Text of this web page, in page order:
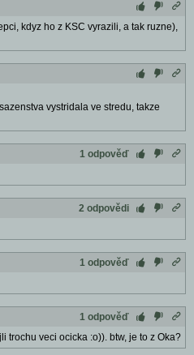
kdyz ho z KSC vyrazili, a tak ruzne),
vystridala ve stredu, takze
1 odpověď
2 odpovědi
1 odpověď
1 odpověď
trochu veci ocicka :o)). btw, je to z Oka?